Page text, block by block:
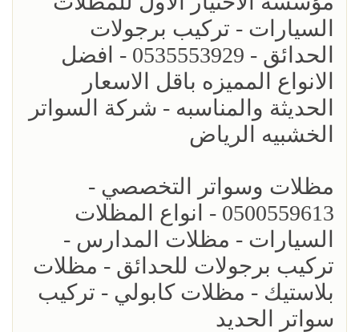
السيارات - تركيب برجولات
الحدائق - 0535553929 - افضل
الانواع المميزه باقل الاسعار
الحديثة والمناسبه - شركة السواتر
الخشبيه الرياض
مظلات وسواتر التخصصي -
0500559613 - انواع المظلات
السيارات - مظلات المدارس -
تركيب برجولات للحدائق - مظلات
بلاستيك - مظلات كابولي - تركيب
سواتر الحديد